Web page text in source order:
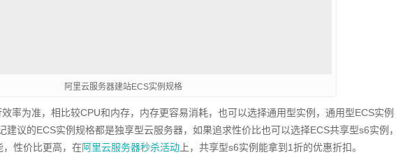
阿里云服务器建站ECS实例规格
率为准，相比较CPU和内存，内存更容易消耗，也可以选择通用型实例，通用型ECS实例
建议的ECS实例规格都是独享型云服务器，如果追求性价比也可以选择ECS共享型s6实例，
性价比更高，在阿里云服务器秒杀活动 上，共享型s6实例能拿到1折的优惠折扣。